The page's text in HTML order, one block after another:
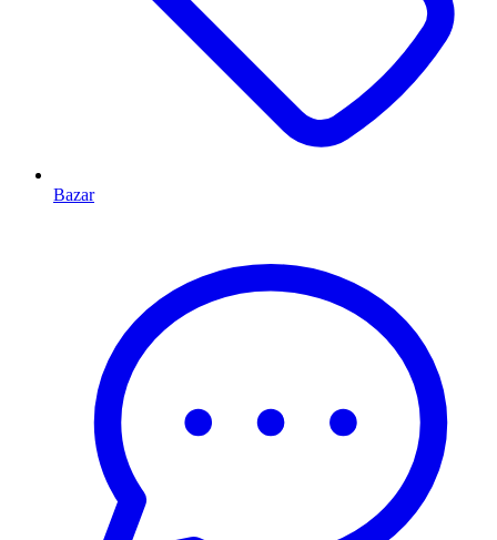
Bazar